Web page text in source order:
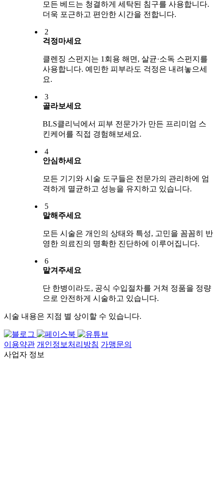
모든 베드는 청결하게 세탁된 침구를 사용합니다.
더욱 포근하고 편안한 시간을 전합니다.
2
걱정마세요
클렌징 스펀지는 1회용 해면, 살균·소독 스펀지를
사용합니다. 예민한 피부라도 걱정은 내려놓으세
요.
3
골라보세요
BLS클리닉에서 피부 전문가가 만든 프리미엄 스
킨케어를 직접 경험해보세요.
4
안심하세요
모든 기기와 시술 도구들은 전문가의 관리하에 엄
격하게 멸균하고 성능을 유지하고 있습니다.
5
말해주세요
모든 시술은 개인의 상태와 특성, 고민을 꼼꼼히 반
영한 의료진의 명확한 진단하에 이루어집니다.
6
맡겨주세요
단 한병이라도, 공식 수입절차를 거쳐 정품을 정량
으로 안전하게 시술하고 있습니다.
시술 내용은 지점 별 상이할 수 있습니다.
이용약관 개인정보처리방침 가맹문의
사업자 정보